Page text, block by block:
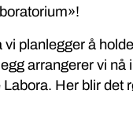
planlegger å
arrangerer vi nå
Her blir det